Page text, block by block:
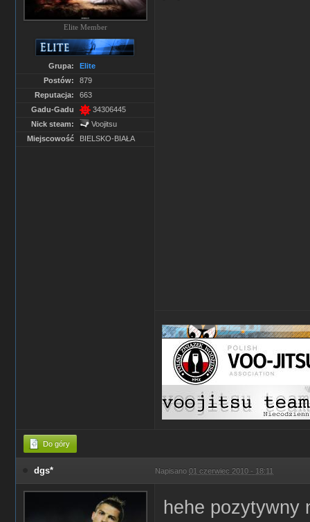
Elite Member
Grupa:
Elite
Postów:
879
Reputacja:
663
Gadu-Gadu
34306445
Nick steam:
Voojitsu
Miejscowość
BIELSKO-BIAŁA
Do góry
dgs* Napisano 01 czerwiec 2010 - 18:11
hehe pozytywny